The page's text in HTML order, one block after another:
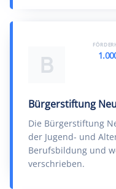
B
Bürgerstiftung
Die Bürgerstiftung
der Jugend- und
Berufsbildung und
verschrieben.